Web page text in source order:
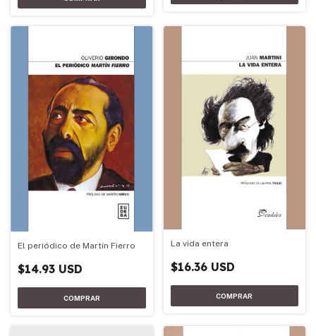
El periódico de Martín Fierro
$14.93 USD
La vida entera
$16.36 USD